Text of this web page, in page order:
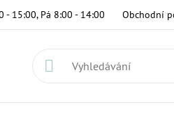
- 15:00, Pá 8:00 - 14:00 Obchodní